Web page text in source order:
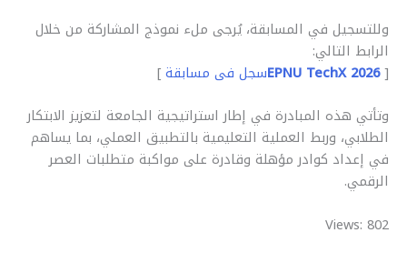
وللتسجيل في المسابقة، يُرجى ملء نموذج المشاركة من خلال
الرابط التالي:
[
EPNU TechX 2026سجل فى مسابقة]
وتأتي هذه المبادرة في إطار استراتيجية الجامعة لتعزيز الابتكار
الطلابي، وربط العملية التعليمية بالتطبيق العملي، بما يساهم
في إعداد كوادر مؤهلة وقادرة على مواكبة متطلبات العصر
الرقمي.
Views: 802